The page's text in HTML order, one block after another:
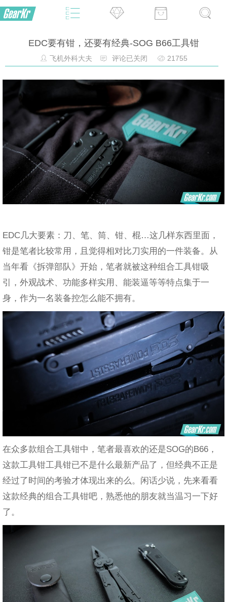
EDC要有钳，还要有经典-SOG B66工具钳
飞机外科大夫 评论已关闭 21755
EDC几大要素：刀、笔、筒、钳、棍…这几样东西里面，
钳是笔者比较常用，且觉得相对比刀实用的一件装备。从
当年看《拆弹部队》开始，笔者就被这种组合工具钳吸
引，外观战术、功能多样实用、能装逼等等特点集于一
身，作为一名装备控怎么能不拥有。
在众多款组合工具钳中，笔者最喜欢的还是SOG的B66，
这款工具钳工具钳已不是什么最新产品了，但经典不正是
经过了时间的考验才体现出来的么。闲话少说，先来看看
这款经典的组合工具钳吧，熟悉他的朋友就当温习一下好
了。